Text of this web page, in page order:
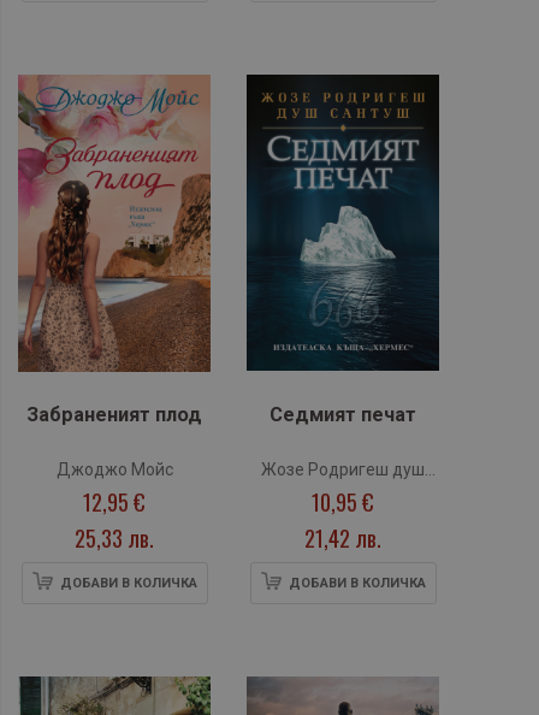
Забраненият плод
Джоджо Мойс
12,95 €
25,33 лв.
ДОБАВИ В КОЛИЧКА
Седмият печат
Жозе Родригеш душ
Сантуш
10,95 €
21,42 лв.
ДОБАВИ В КОЛИЧКА